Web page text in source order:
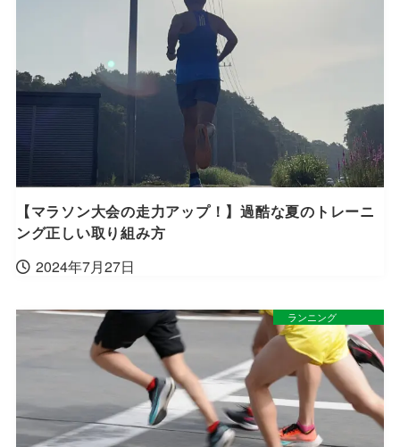
【マラソン大会の走力アップ！】過酷な夏のトレーニ
ング正しい取り組み方
2024年7月27日
ランニング